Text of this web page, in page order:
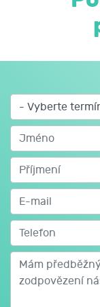
zásady, díky
příjemce
nevhodné).
- Jednotný
doporučený
jednotný
- Obvyklé
od správného
údaje, finanční
značkám a
denní vs.
- Správné
dokumentů.
2. Kultivovaný